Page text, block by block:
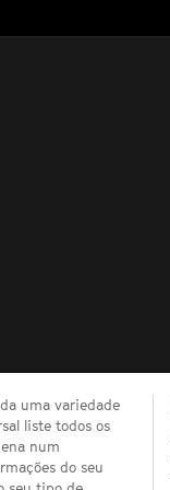
uma variedade
liste todos os
num
do seu